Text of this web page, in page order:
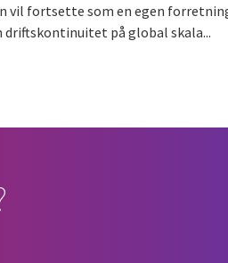
vil fortsette som en egen
driftskontinuitet på global skala...